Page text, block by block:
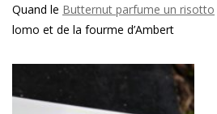
Quand le Butternut parfume un risotto
lomo et de la fourme d’Ambert